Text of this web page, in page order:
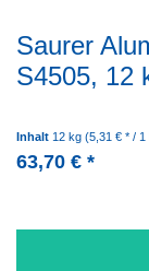
Saurer
S4505, 12
Inhalt 12 kg (5,31 € * / 1
63,70 € *